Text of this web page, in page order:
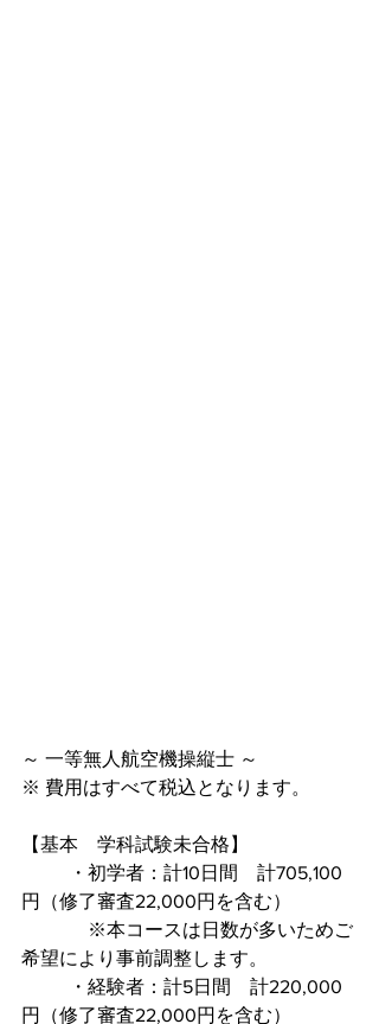
～ 一等無人航空機操縦士 ～
※ 費用はすべて税込となります。
【基本　学科試験未合格】
円（修了審査22,000円を含む）
希望により事前調整します。
円（修了審査22,000円を含む）